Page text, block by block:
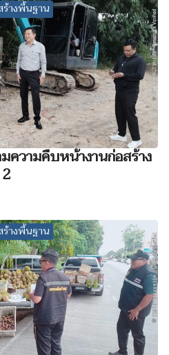
างพื้นฐาน
ความคืบหน้างานก่อสร้าง
างพื้นฐาน